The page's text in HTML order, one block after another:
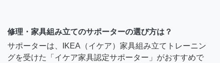
修理・家具組み立てのサポーターの選び方は？
サポーターは、IKEA（イケア）家具組み立てトレーニン
グを受けた「イケア家具認定サポーター」がおすすめで